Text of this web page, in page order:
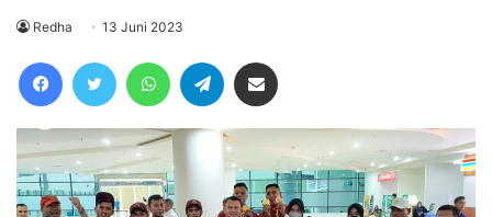
Redha 13 Juni 2023
FacebookTwitter WhatsAppTelegram